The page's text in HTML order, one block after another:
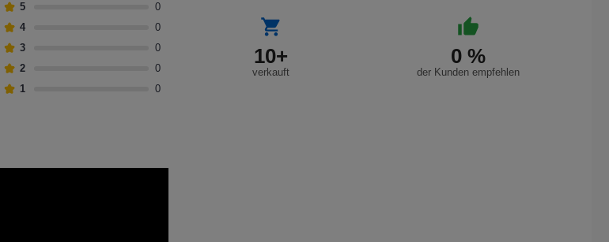
5
0
4
0
3
0
2
0
1
0
10+
verkauft
0 %
der Kunden empfehlen